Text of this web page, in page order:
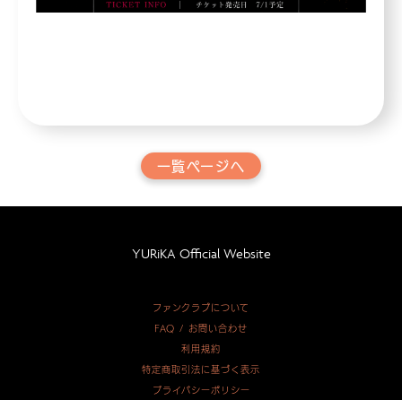
一覧ページへ
YURiKA Official Website
ファンクラブについて
FAQ / お問い合わせ
利用規約
特定商取引法に基づく表示
プライバシーポリシー